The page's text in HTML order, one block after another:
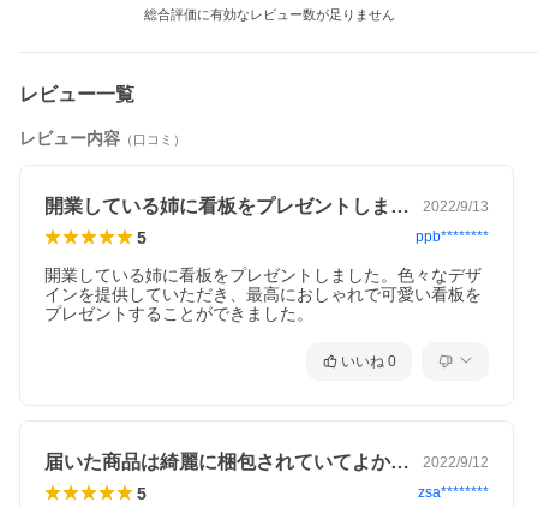
総合評価に有効なレビュー数が足りません
レビュー一覧
レビュー内容 （口コミ）
開業している姉に看板をプレゼントしまし… 2022/9/13
5 ppb********
開業している姉に看板をプレゼントしました。色々なデザ
インを提供していただき、最高におしゃれで可愛い看板を
プレゼントすることができました。
いいね 0
届いた商品は綺麗に梱包されていてよかっ… 2022/9/12
5 zsa********